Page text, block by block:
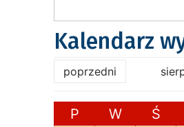
Kalendarz
poprzedni
P W Ś